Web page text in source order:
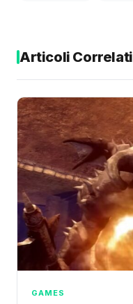
Articoli Correlati
GAMES